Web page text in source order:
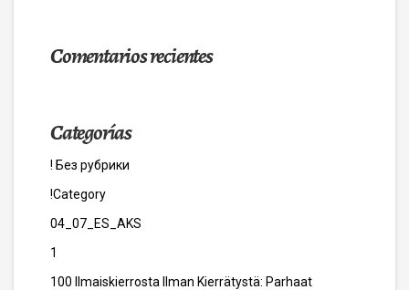
Comentarios recientes
Categorías
! Без рубрики
!Category
04_07_ES_AKS
1
100 Ilmaiskierrosta Ilman Kierrätystä: Parhaat